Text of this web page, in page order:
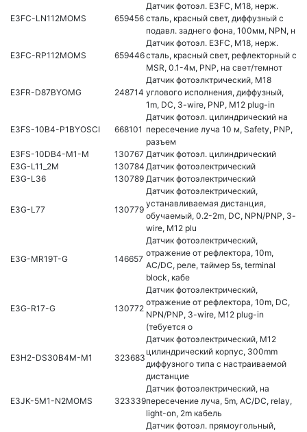
E3FC-LN112MOMS 659456
Датчик фотоэл. E3FC, M18, нерж.
сталь, красный свет, диффузный с
подавл. заднего фона, 100мм, NPN, н
E3FC-RP112MOMS 659446
Датчик фотоэл. E3FC, M18, нерж.
сталь, красный свет, рефлекторный с
MSR, 0.1-4м, PNP, на свет/темнот
E3FR-D87BYOMG 248714
Датчик фотоэлктрический, M18
углового исполнения, диффузный,
1m, DC, 3-wire, PNP, M12 plug-in
E3FS-10B4-P1BYOSCI 668101
Датчик фотоэл. цилиндрический на
пересечение луча 10 м, Safety, PNP,
разъем
E3FS-10DB4-M1-M
130767 Датчик фотоэл. цилиндрический
E3G-L11_2M
130784 Датчик фотоэлектрический
E3G-L36
130789 Датчик фотоэлектрический
E3G-L77 130779
Датчик фотоэлектрический,
устанавливаемая дистанция,
обучаемый, 0.2-2m, DC, NPN/PNP, 3-
wire, M12 plu
E3G-MR19T-G 146657
Датчик фотоэлектрический,
отражение от рефлектора, 10m,
AC/DC, реле, таймер 5s, terminal
block, кабе
E3G-R17-G 130772
Датчик фотоэлектрический,
отражение от рефлектора, 10m, DC,
NPN/PNP, 3-wire, M12 plug-in
(тебуется о
E3H2-DS30B4M-M1 323683
Датчик фотоэлектрический, M12
цилиндрический корпус, 300mm
диффузного типа с настраиваемой
дистанцие
E3JK-5M1-N2MOMS 323339
Датчик фотоэлектрический, на
пересечение луча, 5m, AC/DC, relay,
light-on, 2m кабель
Датчик фотоэл. прямоугольный,